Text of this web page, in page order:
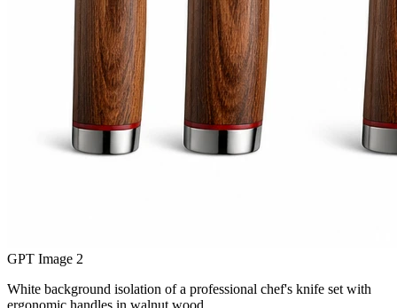
GPT Image 2
White background isolation of a professional chef's knife set with
ergonomic handles in walnut wood,…